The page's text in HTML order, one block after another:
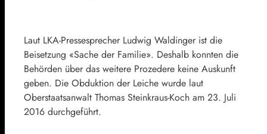
Laut LKA-Pressesprecher Ludwig Waldinger ist die
Beisetzung «Sache der Familie». Deshalb konnten die
Behörden über das weitere Prozedere keine Auskunft
geben. Die Obduktion der Leiche wurde laut
Oberstaatsanwalt Thomas Steinkraus-Koch am 23. Juli
2016 durchgeführt.